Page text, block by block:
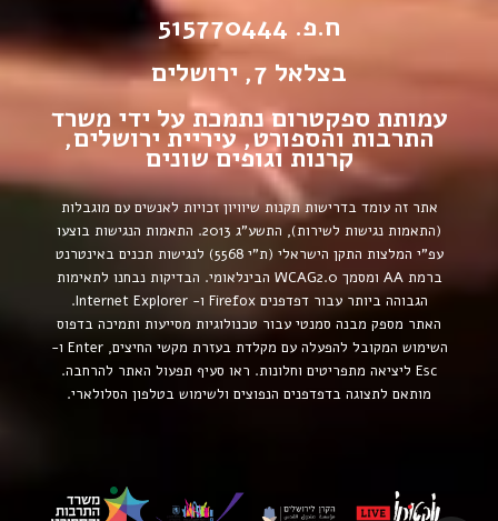
ח.פ. 515770444
בצלאל 7, ירושלים
עמותת ספקטרום נתמכת על ידי משרד
התרבות והספורט, עיריית ירושלים,
קרנות וגופים שונים
אתר זה עומד בדרישות תקנות שיוויון זכויות לאנשים עם מוגבלות
(התאמות נגישות לשירות), התשע”ג 2013.
התאמות הנגישות בוצעו
עפ”י המלצות התקן הישראלי (ת”י 5568) לנגישות תכנים באינטרנט
ברמת AA ומסמך WCAG2.0 הבינלאומי.
הבדיקות נבחנו לתאימות
הגבוהה ביותר עבור דפדפנים Firefox ו- Internet Explorer.
האתר מספק מבנה סמנטי עבור טכנולוגיות מסייעות ותמיכה בדפוס
השימוש המקובל להפעלה עם מקלדת בעזרת מקשי החיצים, Enter ו-
Esc ליציאה מתפריטים וחלונות. ראו סעיף תפעול האתר להרחבה.
מותאם לתצוגה בדפדפנים הנפוצים ולשימוש בטלפון הסלולארי.